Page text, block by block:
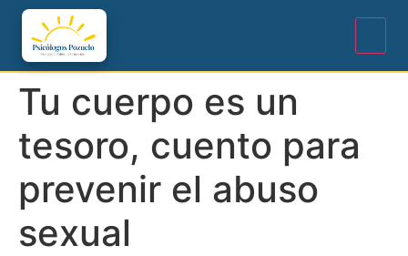
Tu cuerpo es un
tesoro, cuento para
prevenir el abuso
sexual